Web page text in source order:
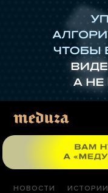
НОВОСТИ ИСТОРИИ